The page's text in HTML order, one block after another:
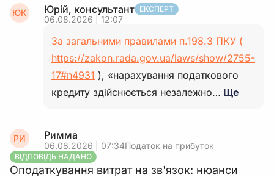
ЮК Юрій, консультант ЕКСПЕРТ
06.08.2026 | 12:07
За загальними правилами п.198.3 ПКУ (
https://zakon.rada.gov.ua/laws/show/2755-
17#n4931 ), «нарахування податкового
кредиту здійснюється незалежно… Ще
РИ Римма
06.08.2026 | 07:34Податок на прибуток
ВІДПОВІДЬ НАДАНО
Оподаткування витрат на зв'язок: нюанси